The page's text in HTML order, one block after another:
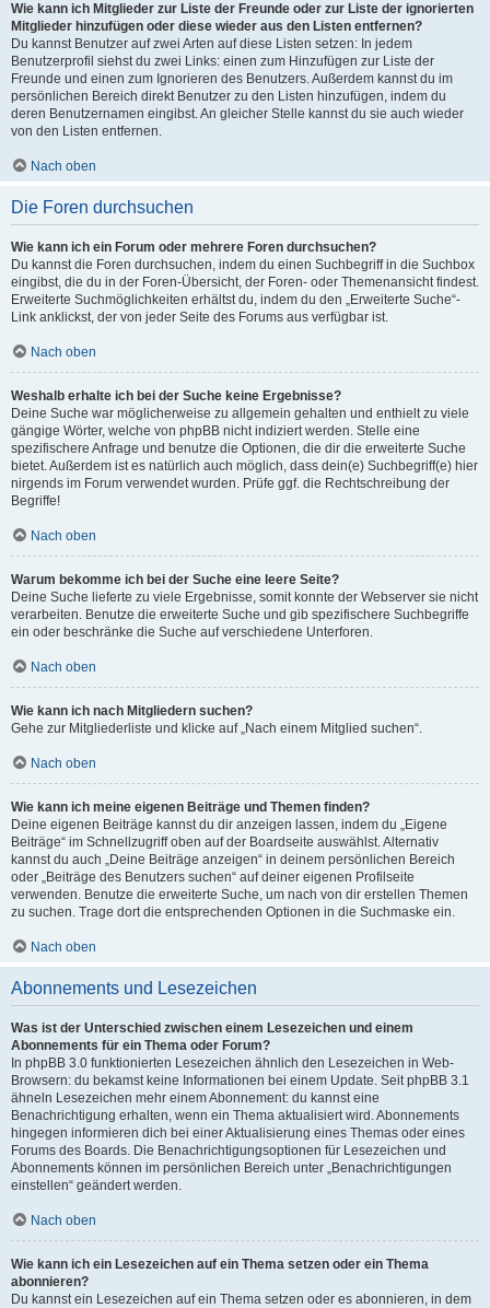
Wie kann ich Mitglieder zur Liste der Freunde oder zur Liste der ignorierten
Mitglieder hinzufügen oder diese wieder aus den Listen entfernen?
Du kannst Benutzer auf zwei Arten auf diese Listen setzen: In jedem
Benutzerprofil siehst du zwei Links: einen zum Hinzufügen zur Liste der
Freunde und einen zum Ignorieren des Benutzers. Außerdem kannst du im
persönlichen Bereich direkt Benutzer zu den Listen hinzufügen, indem du
deren Benutzernamen eingibst. An gleicher Stelle kannst du sie auch wieder
von den Listen entfernen.
Nach oben
Die Foren durchsuchen
Wie kann ich ein Forum oder mehrere Foren durchsuchen?
Du kannst die Foren durchsuchen, indem du einen Suchbegriff in die Suchbox
eingibst, die du in der Foren-Übersicht, der Foren- oder Themenansicht findest.
Erweiterte Suchmöglichkeiten erhältst du, indem du den „Erweiterte Suche“-
Link anklickst, der von jeder Seite des Forums aus verfügbar ist.
Nach oben
Weshalb erhalte ich bei der Suche keine Ergebnisse?
Deine Suche war möglicherweise zu allgemein gehalten und enthielt zu viele
gängige Wörter, welche von phpBB nicht indiziert werden. Stelle eine
spezifischere Anfrage und benutze die Optionen, die dir die erweiterte Suche
bietet. Außerdem ist es natürlich auch möglich, dass dein(e) Suchbegriff(e) hier
nirgends im Forum verwendet wurden. Prüfe ggf. die Rechtschreibung der
Begriffe!
Nach oben
Warum bekomme ich bei der Suche eine leere Seite?
Deine Suche lieferte zu viele Ergebnisse, somit konnte der Webserver sie nicht
verarbeiten. Benutze die erweiterte Suche und gib spezifischere Suchbegriffe
ein oder beschränke die Suche auf verschiedene Unterforen.
Nach oben
Wie kann ich nach Mitgliedern suchen?
Gehe zur Mitgliederliste und klicke auf „Nach einem Mitglied suchen“.
Nach oben
Wie kann ich meine eigenen Beiträge und Themen finden?
Deine eigenen Beiträge kannst du dir anzeigen lassen, indem du „Eigene
Beiträge“ im Schnellzugriff oben auf der Boardseite auswählst. Alternativ
kannst du auch „Deine Beiträge anzeigen“ in deinem persönlichen Bereich
oder „Beiträge des Benutzers suchen“ auf deiner eigenen Profilseite
verwenden. Benutze die erweiterte Suche, um nach von dir erstellen Themen
zu suchen. Trage dort die entsprechenden Optionen in die Suchmaske ein.
Nach oben
Abonnements und Lesezeichen
Was ist der Unterschied zwischen einem Lesezeichen und einem
Abonnements für ein Thema oder Forum?
In phpBB 3.0 funktionierten Lesezeichen ähnlich den Lesezeichen in Web-
Browsern: du bekamst keine Informationen bei einem Update. Seit phpBB 3.1
ähneln Lesezeichen mehr einem Abonnement: du kannst eine
Benachrichtigung erhalten, wenn ein Thema aktualisiert wird. Abonnements
hingegen informieren dich bei einer Aktualisierung eines Themas oder eines
Forums des Boards. Die Benachrichtigungsoptionen für Lesezeichen und
Abonnements können im persönlichen Bereich unter „Benachrichtigungen
einstellen“ geändert werden.
Nach oben
Wie kann ich ein Lesezeichen auf ein Thema setzen oder ein Thema
abonnieren?
Du kannst ein Lesezeichen auf ein Thema setzen oder es abonnieren, in dem